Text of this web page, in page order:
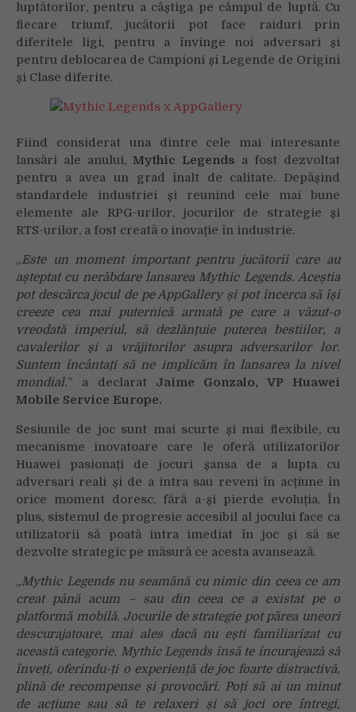
luptătorilor, pentru a câștiga pe câmpul de luptă. Cu
fiecare triumf, jucătorii pot face raiduri prin
diferitele ligi, pentru a învinge noi adversari și
pentru deblocarea de Campioni și Legende de Origini
și Clase diferite.
Fiind considerat una dintre cele mai interesante
lansări ale anului, Mythic Legends a fost dezvoltat
pentru a avea un grad înalt de calitate. Depășind
standardele industriei și reunind cele mai bune
elemente ale RPG-urilor, jocurilor de strategie și
RTS-urilor, a fost creată o inovație în industrie.
„Este un moment important pentru jucătorii care au
așteptat cu nerăbdare lansarea Mythic Legends. Aceștia
pot descărca jocul de pe AppGallery și pot încerca să își
creeze cea mai puternică armată pe care a văzut-o
vreodată imperiul, să dezlănțuie puterea bestiilor, a
cavalerilor și a vrăjitorilor asupra adversarilor lor.
Suntem încântați să ne implicăm în lansarea la nivel
mondial.” a declarat Jaime Gonzalo, VP Huawei
Mobile Service Europe.
Sesiunile de joc sunt mai scurte și mai flexibile, cu
mecanisme inovatoare care le oferă utilizatorilor
Huawei pasionați de jocuri șansa de a lupta cu
adversari reali și de a intra sau reveni în acțiune în
orice moment doresc, fără a-și pierde evoluția. În
plus, sistemul de progresie accesibil al jocului face ca
utilizatorii să poată intra imediat în joc și să se
dezvolte strategic pe măsură ce acesta avansează.
„Mythic Legends nu seamănă cu nimic din ceea ce am
creat până acum – sau din ceea ce a existat pe o
platformă mobilă. Jocurile de strategie pot părea uneori
descurajatoare, mai ales dacă nu ești familiarizat cu
această categorie. Mythic Legends însă te încurajează să
înveți, oferindu-ți o experiență de joc foarte distractivă,
plină de recompense și provocări. Poți să ai un minut
de acțiune sau să te relaxeri și să joci ore întregi,